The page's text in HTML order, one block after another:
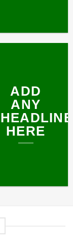
ADD
ANY
HEADLINE
HERE